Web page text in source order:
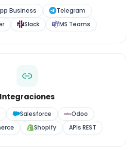
Business
Telegram
Slack MS Teams
Integraciones
Salesforce
Odoo
Shopify APIs REST